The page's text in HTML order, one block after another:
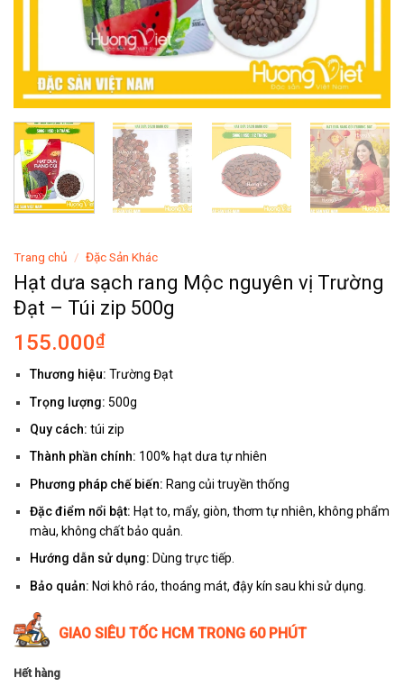
Trang chủ / Đặc Sản Khác
Hạt dưa sạch rang Mộc nguyên vị Trường
Đạt – Túi zip 500g
155.000₫
Thương hiệu: Trường Đạt
Trọng lượng: 500g
Quy cách: túi zip
Thành phần chính: 100% hạt dưa tự nhiên
Phương pháp chế biến: Rang củi truyền thống
Đặc điểm nổi bật: Hạt to, mẩy, giòn, thơm tự nhiên, không phẩm
màu, không chất bảo quản.
Hướng dẫn sử dụng: Dùng trực tiếp.
Bảo quản: Nơi khô ráo, thoáng mát, đậy kín sau khi sử dụng.
GIAO SIÊU TỐC HCM TRONG 60 PHÚT
Hết hàng